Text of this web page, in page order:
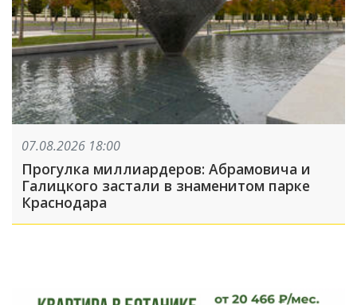
07.08.2026 18:00
Прогулка миллиардеров: Абрамовича и
Галицкого застали в знаменитом парке
Краснодара